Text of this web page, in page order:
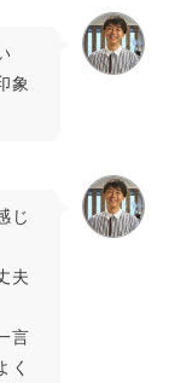
象
じ
夫
言
く